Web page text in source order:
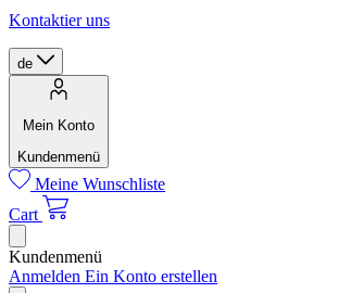
Kontaktier uns
de
Mein Konto
Kundenmenü
Meine Wunschliste
Cart
Kundenmenü
Anmelden Ein Konto erstellen